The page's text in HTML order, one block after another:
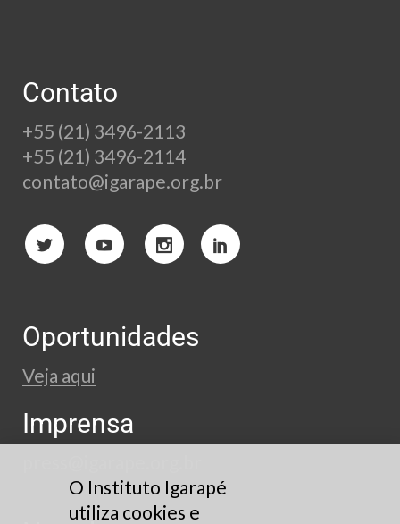
Contato
+55 (21) 3496-2113
+55 (21) 3496-2114
contato@igarape.org.br
Oportunidades
Veja aqui
Imprensa
O Instituto Igarapé
utiliza cookies e